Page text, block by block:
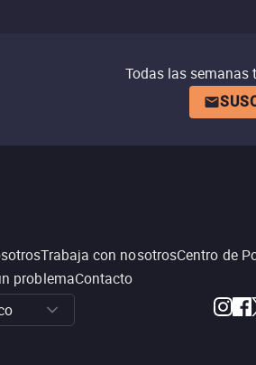
Todas las semanas
Trabaja con nosotrosCentro de
problemaContacto